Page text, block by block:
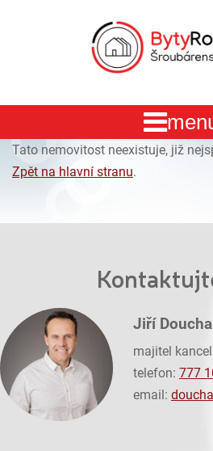
Tato nemovitost neexistuje, již
Zpět na hlavní stranu.
Jiří Doucha
majitel
telefon: 777
email: